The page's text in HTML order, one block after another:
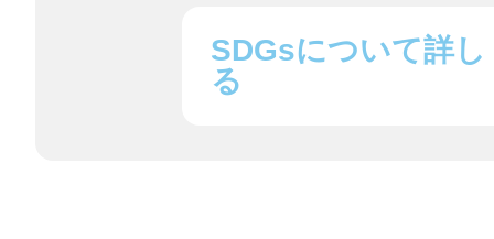
SDGsについて詳し
る